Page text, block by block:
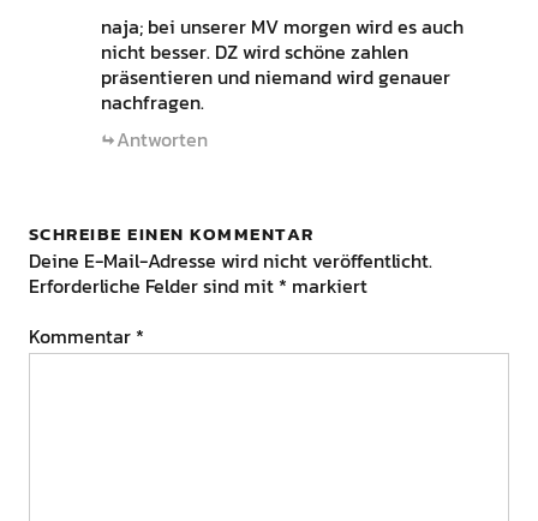
naja; bei unserer MV morgen wird es auch
nicht besser. DZ wird schöne zahlen
präsentieren und niemand wird genauer
nachfragen.
Antworten
SCHREIBE EINEN KOMMENTAR
Deine E-Mail-Adresse wird nicht veröffentlicht.
Erforderliche Felder sind mit * markiert
Kommentar *